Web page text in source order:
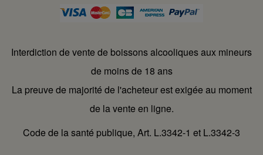
Interdiction de vente de boissons alcooliques aux mineurs
de moins de 18 ans
La preuve de majorité de l'acheteur est exigée au moment
de la vente en ligne.
Code de la santé publique, Art. L.3342-1 et L.3342-3